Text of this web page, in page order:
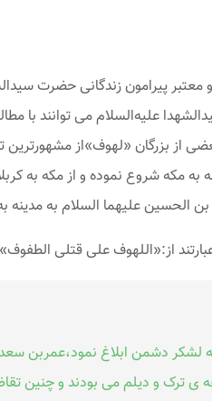
پیرامون زندگانی حضرت
سیدالشهدا علیه‌السلام می
از بزرگان «لهوف»از
به مکه شروع نموده و از مکه به
الحسین علیهما السلام به مدینه
از:«اللهوف علی قتلی
لشکر دشمن ابلاغ نمود،عمربن
ترک و دیلم می بودند و چنین